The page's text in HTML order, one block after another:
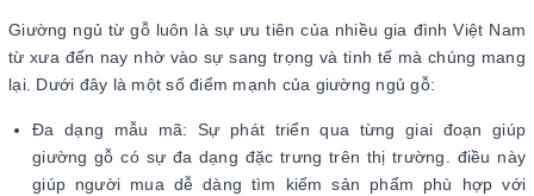
Giường ngủ từ gỗ luôn là sự ưu tiên của nhiều gia đình Việt Nam
từ xưa đến nay nhờ vào sự sang trọng và tinh tế mà chúng mang
lại. Dưới đây là một số điểm mạnh của giường ngủ gỗ:
Đa dạng mẫu mã: Sự phát triển qua từng giai đoạn giúp
giường gỗ có sự đa dạng đặc trưng trên thị trường. điều này
giúp người mua dễ dàng tìm kiếm sản phẩm phù hợp với